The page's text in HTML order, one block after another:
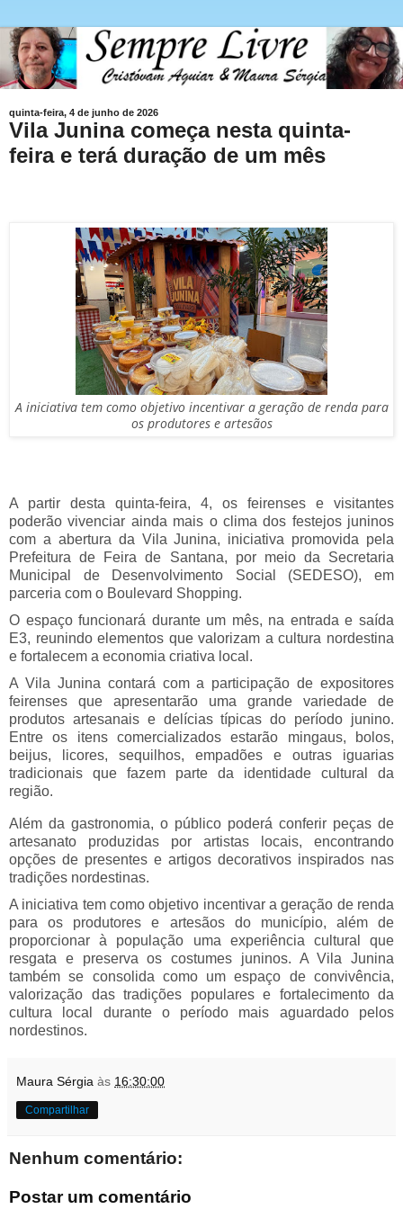
quinta-feira, 4 de junho de 2026
Vila Junina começa nesta quinta-
feira e terá duração de um mês
A iniciativa tem como objetivo incentivar a geração de renda para
os produtores e artesãos
A partir desta quinta-feira, 4, os feirenses e visitantes
poderão vivenciar ainda mais o clima dos festejos juninos
com a abertura da Vila Junina, iniciativa promovida pela
Prefeitura de Feira de Santana, por meio da Secretaria
Municipal de Desenvolvimento Social (SEDESO), em
parceria com o Boulevard Shopping.
O espaço funcionará durante um mês, na entrada e saída
E3, reunindo elementos que valorizam a cultura nordestina
e fortalecem a economia criativa local.
A Vila Junina contará com a participação de expositores
feirenses que apresentarão uma grande variedade de
produtos artesanais e delícias típicas do período junino.
Entre os itens comercializados estarão mingaus, bolos,
beijus, licores, sequilhos, empadões e outras iguarias
tradicionais que fazem parte da identidade cultural da
região.
Além da gastronomia, o público poderá conferir peças de
artesanato produzidas por artistas locais, encontrando
opções de presentes e artigos decorativos inspirados nas
tradições nordestinas.
A iniciativa tem como objetivo incentivar a geração de renda
para os produtores e artesãos do município, além de
proporcionar à população uma experiência cultural que
resgata e preserva os costumes juninos. A Vila Junina
também se consolida como um espaço de convivência,
valorização das tradições populares e fortalecimento da
cultura local durante o período mais aguardado pelos
nordestinos.
Maura Sérgia às 16:30:00
Compartilhar
Nenhum comentário:
Postar um comentário